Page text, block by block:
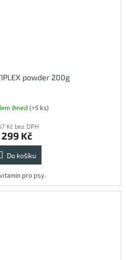
powder 200g
ihned (>5 ks)
Kč bez DPH
299 Kč
Do košíku
pro psy.